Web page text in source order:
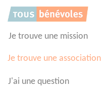
Je trouve une mission
Je trouve une association
J'ai une question
Panneau de gestion des cookies